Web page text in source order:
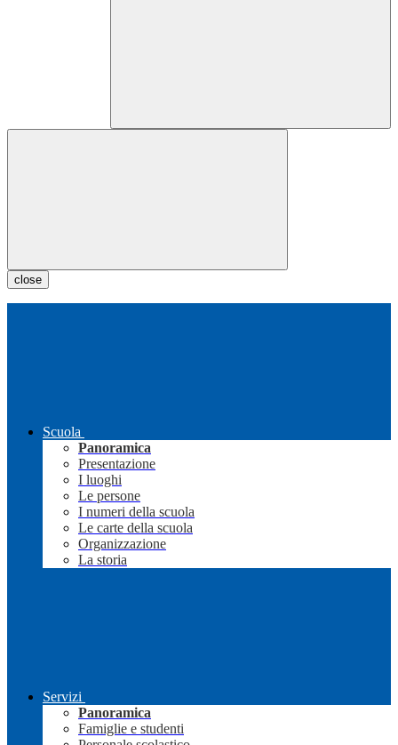
close
Scuola
Panoramica
Presentazione
I luoghi
Le persone
I numeri della scuola
Le carte della scuola
Organizzazione
La storia
Servizi
Panoramica
Famiglie e studenti